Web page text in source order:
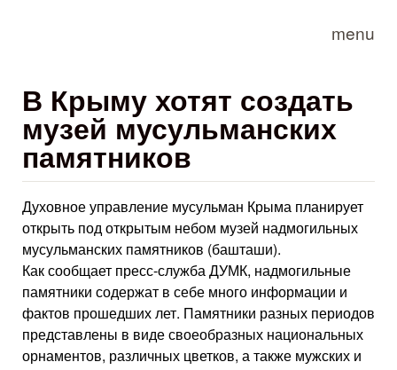
menu
В Крыму хотят создать
музей мусульманских
памятников
Духовное управление мусульман Крыма планирует
открыть под открытым небом музей надмогильных
мусульманских памятников (башташи).
Как сообщает пресс-служба ДУМК, надмогильные
памятники содержат в себе много информации и
фактов прошедших лет. Памятники разных периодов
представлены в виде своеобразных национальных
орнаментов, различных цветков, а также мужских и